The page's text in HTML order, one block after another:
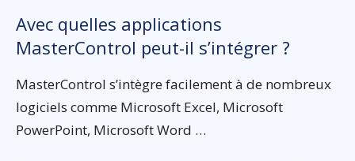
Avec quelles applications
MasterControl peut-il s’intégrer ?
MasterControl s’intègre facilement à de nombreux
logiciels comme Microsoft Excel, Microsoft
PowerPoint, Microsoft Word …